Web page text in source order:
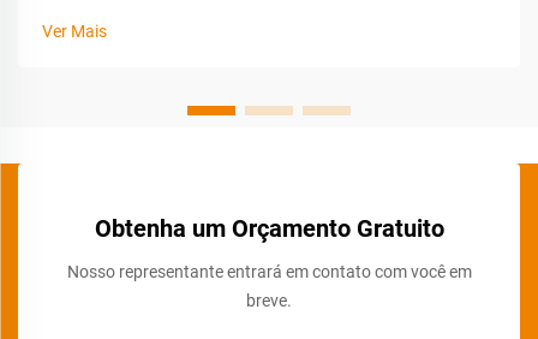
Ver Mais
Obtenha um Orçamento Gratuito
Nosso representante entrará em contato com você em
breve.